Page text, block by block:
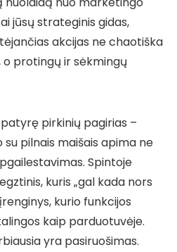
jūsų strateginis gidas,
akcijas ne chaotiška
protingų ir sėkmingų
pirkinių pagirias –
su pilnais maišais apima ne
Spintoje
kuris „gal kada nors
kurio funkcijos
kaip parduotuvėje.
yra pasiruošimas.